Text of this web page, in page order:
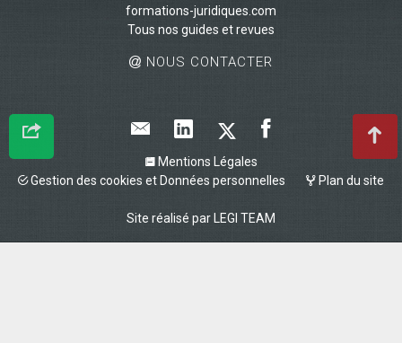
formations-juridiques.com
Tous nos guides et revues
NOUS CONTACTER
Mentions Légales
Gestion des cookies et Données personnelles
Plan du site
Site réalisé par LEGI TEAM